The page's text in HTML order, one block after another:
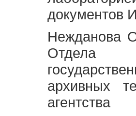
документов
Нежданова
Отдела
архивных
агентства